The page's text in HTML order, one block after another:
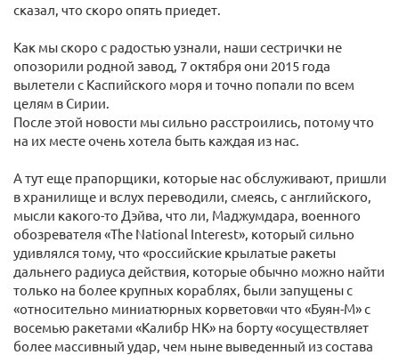
сказал, что скоро опять приедет.
Как мы скоро с радостью узнали, наши сестрички не
опозорили родной завод, 7 октября они 2015 года
вылетели с Каспийского моря и точно попали по всем
целям в Сирии.
После этой новости мы сильно расстроились, потому что
на их месте очень хотела быть каждая из нас.
А тут еще прапорщики, которые нас обслуживают, пришли
в хранилище и вслух переводили, смеясь, с английского,
мысли какого-то Дэйва, что ли, Маджумдара, военного
обозревателя «The National Interest», который сильно
удивлялся тому, что «российские крылатые ракеты
дальнего радиуса действия, которые обычно можно найти
только на более крупных кораблях, были запущены с
«относительно миниатюрных корветов«и что «Буян-М» с
восемью ракетами «Калибр НК» на борту «осуществляет
более массивный удар, чем ныне выведенный из состава